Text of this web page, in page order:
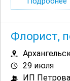
графике; Доход...
Флорист,
29 июля
ИП Петрова